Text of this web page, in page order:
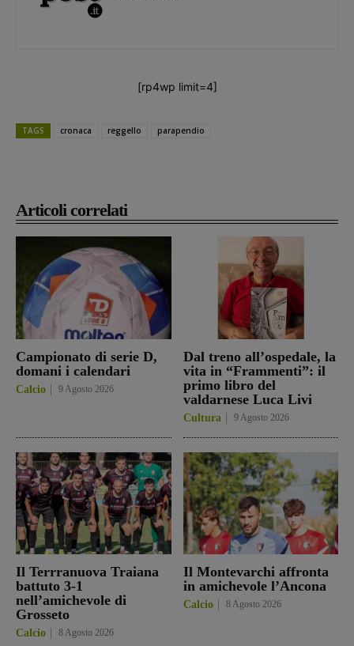
Articoli correlati
Campionato di serie D,
domani i calendari
Calcio 9 Agosto 2026
Dal treno all’ospedale, la
vita in “Frammenti”: il
primo libro del
valdarnese Luca Livi
Cultura 9 Agosto 2026
Il Terrranuova Traiana
battuto 3-1
nell’amichevole di
Grosseto
Calcio 8 Agosto 2026
Il Montevarchi affronta
in amichevole l’Ancona
Calcio 8 Agosto 2026
[rp4wp limit=4]
TAGS cronaca reggello parapendio